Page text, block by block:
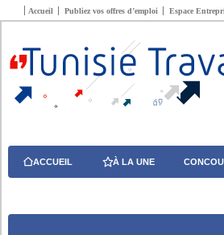
Accueil Publiez vos offres d’emploi Espace
ACCUEIL À LA UNE